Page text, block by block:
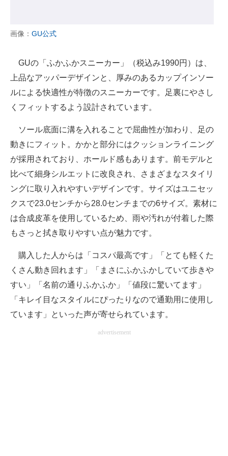
画像： GU公式
GUの「ふかふかスニーカー」（税込み1990円）は、
上品なアッパーデザインと、厚みのあるカップインソー
ルによる快適性が特徴のスニーカーです。足裏にやさし
くフィットするよう設計されています。
ソール底面に溝を入れることで屈曲性が加わり、足の
動きにフィット。かかと部分にはクッションライニング
が採用されており、ホールド感もあります。前モデルと
比べて細身シルエットに改良され、さまざまなスタイリ
ングに取り入れやすいデザインです。サイズはユニセッ
クスで23.0センチから28.0センチまでの6サイズ。素材に
は合成皮革を使用しているため、雨や汚れが付着した際
もさっと拭き取りやすい点が魅力です。
購入した人からは「コスパ最高です」「とても軽くた
くさん動き回れます」「まさにふかふかしていて歩きや
すい」「名前の通りふかふか」「値段に驚いてます」
「キレイ目なスタイルにぴったりなので通勤用に使用し
ています」といった声が寄せられています。
advertisement